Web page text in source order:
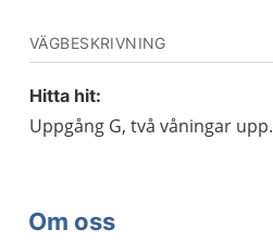
VÄGBESKRIVNING
Hitta hit:
Uppgång G, två våningar upp.
Om oss